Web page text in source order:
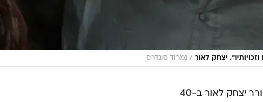
יצחק לאור / נמרוד סונדרס
מפעל הפיס יפצה את המשורר יצחק לאור ב-40